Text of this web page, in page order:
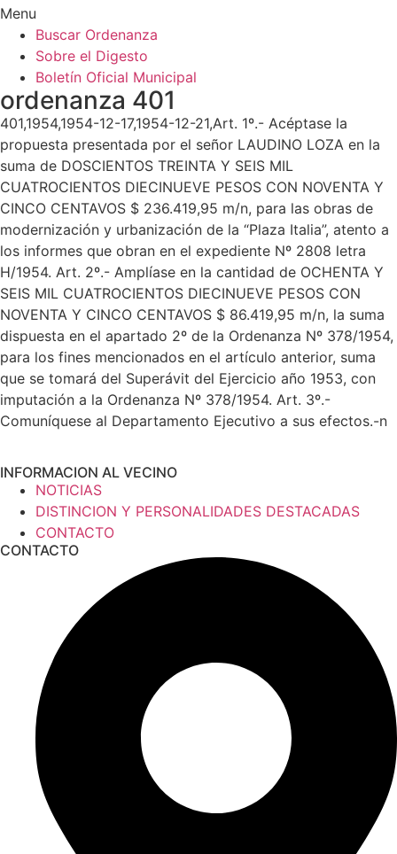
Menu
Buscar Ordenanza
Sobre el Digesto
Boletín Oficial Municipal
ordenanza 401
401,1954,1954-12-17,1954-12-21,Art. 1º.- Acéptase la
propuesta presentada por el señor LAUDINO LOZA en la
suma de DOSCIENTOS TREINTA Y SEIS MIL
CUATROCIENTOS DIECINUEVE PESOS CON NOVENTA Y
CINCO CENTAVOS $ 236.419,95 m/n, para las obras de
modernización y urbanización de la “Plaza Italia”, atento a
los informes que obran en el expediente Nº 2808 letra
H/1954. Art. 2º.- Amplíase en la cantidad de OCHENTA Y
SEIS MIL CUATROCIENTOS DIECINUEVE PESOS CON
NOVENTA Y CINCO CENTAVOS $ 86.419,95 m/n, la suma
dispuesta en el apartado 2º de la Ordenanza Nº 378/1954,
para los fines mencionados en el artículo anterior, suma
que se tomará del Superávit del Ejercicio año 1953, con
imputación a la Ordenanza Nº 378/1954. Art. 3º.-
Comuníquese al Departamento Ejecutivo a sus efectos.-n
INFORMACION AL VECINO
NOTICIAS
DISTINCION Y PERSONALIDADES DESTACADAS
CONTACTO
CONTACTO